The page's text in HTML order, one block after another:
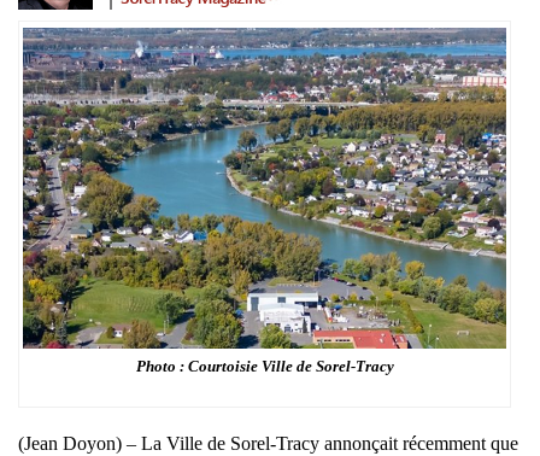
Photo : Courtoisie Ville de Sorel-Tracy
(Jean Doyon) – La Ville de Sorel-Tracy annonçait récemment que